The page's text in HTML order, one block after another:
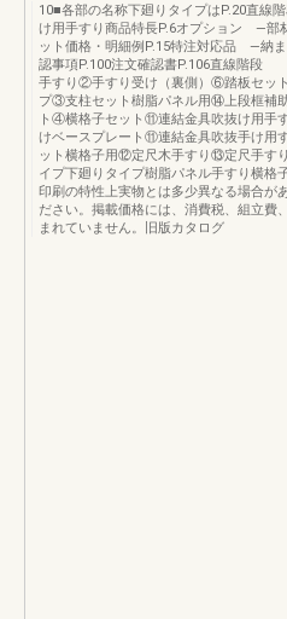
10■各部の名称下廻りタイプはP.20直線
け用手すり商品特長P.6オプション —部
ット価格・明細例P.15特注対応品 —納
認事項P.100注文確認書P.106直線
手すり②手すり受け（裏側）⑥踏板セッ
プ③支柱セット樹脂パネル用⑭上段框補
ト④横格子セット⑪連結金具吹抜け用手
けベースプレート⑪連結金具吹抜手け用
ット横格子用⑫定尺木手すり⑬定尺手す
イプ下廻りタイプ樹脂パネル手すり横格
印刷の特性上実物とは多少異なる場合が
ださい。掲載価格には、消費税、組立費
まれていません。旧版カタログ